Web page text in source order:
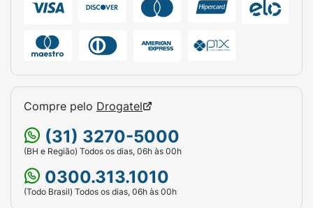
Compre pelo Drogatel
(31) 3270-5000
(BH e Região) Todos os dias, 06h às 00h
0300.313.1010
(Todo Brasil) Todos os dias, 06h às 00h